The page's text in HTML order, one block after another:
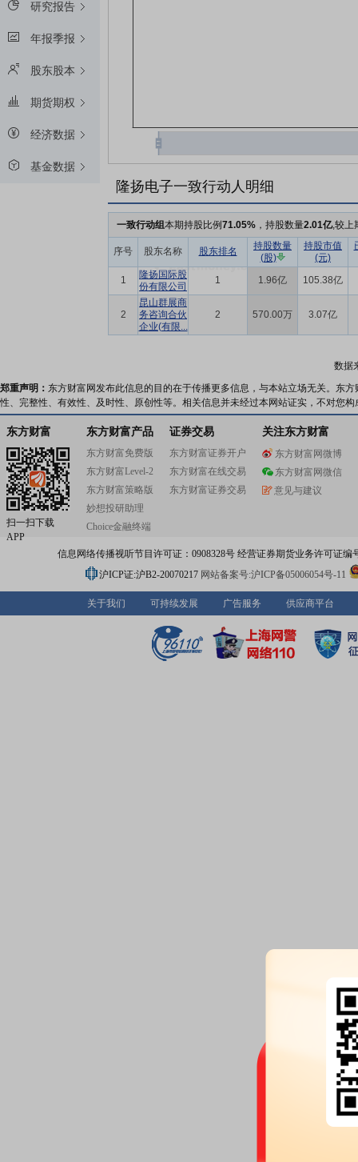
研究报告
年报季报
股东股本
期货期权
经济数据
基金数据
隆扬电子一致行动人明细
一致行动组本期持股比例71.05% ，持股数量2.01亿,较上
序号 股东名称 股东排名
持股数量
(股)
持股市值
(元)
1
隆扬国际股
份有限公司
1 1.96亿 105.38亿
2
昆山群展商
务咨询合伙
企业(有限...
2 570.00万 3.07亿
数据
郑重声明： 东方财富网发布此信息的目的在于传播更多信息，与本站立场无关。东
性、完整性、有效性、及时性、原创性等。相关信息并未经过本网站证实，不对您
东方财富
扫一扫下载
APP
东方财富产品
东方财富免费版
东方财富Level-2
东方财富策略版
妙想投研助理
Choice金融终端
证券交易
东方财富证券开户
东方财富在线交易
东方财富证券交易
关注东方财富
东方财富网微博
东方财富网微信
意见与建议
信息网络传播视听节目许可证：0908328号 经营证券期货业务许可证编
沪ICP证:沪B2-20070217 网站备案号:沪ICP备05006054号-11
关于我们 可持续发展 广告服务 供应商平台